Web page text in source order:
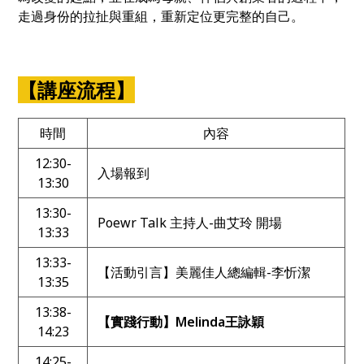
走過身份的拉扯與重組，重新定位更完整的自己。
【講座流程】
時間
內容
12:30-
13:30
入場報到
13:30-
13:33
Poewr Talk 主持人-曲艾玲 開場
13:33-
13:35
【活動引言】美麗佳人總編輯-李忻潔
13:38-
14:23
【實踐行動】Melinda王詠穎